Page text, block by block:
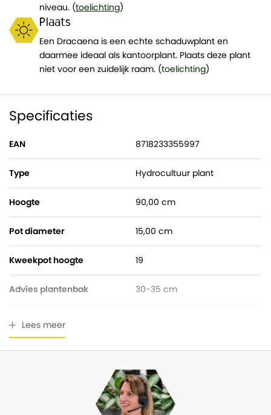
niveau. (toelichting)
Plaats
Een Dracaena is een echte schaduwplant en
daarmee ideaal als kantoorplant. Plaats deze plant
niet voor een zuidelijk raam. (toelichting)
Specificaties
EAN 8718233355997
Type Hydrocultuur plant
Hoogte 90,00 cm
Pot diameter 15,00 cm
Kweekpot hoogte 19
Advies plantenbak 30-35 cm
Breedte 30
Lees meer